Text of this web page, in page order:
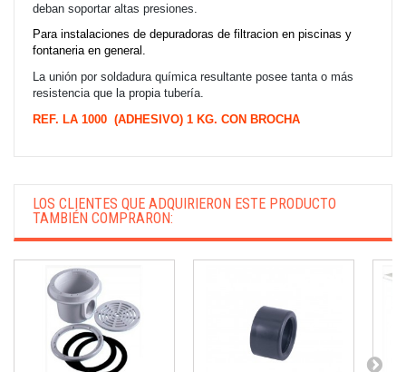
deban soportar altas presiones.
Para instalaciones de depuradoras de filtracion en piscinas y
fontaneria en general.
La unión por soldadura química resultante posee tanta o más
resistencia que la propia tubería.
REF. LA 1000 (ADHESIVO) 1 KG. CON BROCHA
LOS CLIENTES QUE ADQUIRIERON ESTE PRODUCTO
TAMBIÉN COMPRARON: